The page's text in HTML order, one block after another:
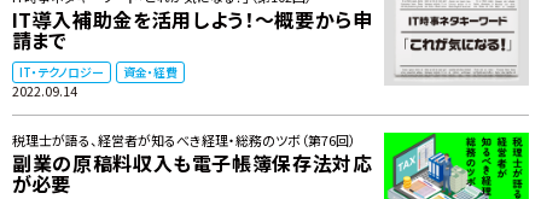
IT導入補助金を活用しよう！～概要から申
請まで
IT・テクノロジー 資金・経費
2022.09.14
税理士が語る、経営者が知るべき経理・総務のツボ（第76回）
副業の原稿料収入も電子帳簿保存法対応
が必要